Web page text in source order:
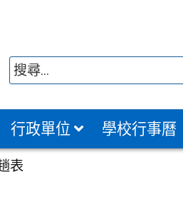
行政單位 學校行事曆
表